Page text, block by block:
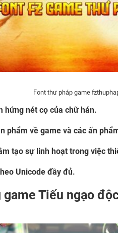
Font thư pháp game
hứng nét cọ của chữ hán.
phẩm về game và các ấn
tạo sự linh hoạt trong việc
Unicode đầy đủ.
Tiếu ngạo